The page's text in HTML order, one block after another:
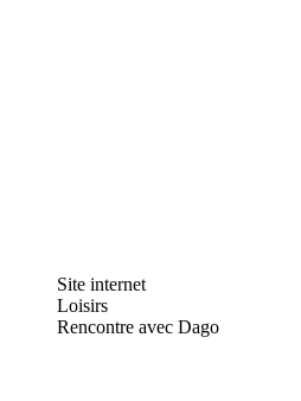
Site internet
Loisirs
Rencontre avec Dago